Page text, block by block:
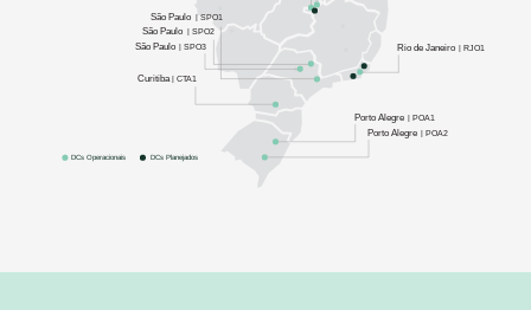
Rio de Janeiro | RJO1
Porto Alegre | POA1
São Paulo | SPO1
São Paulo | SPO2
São Paulo | SPO3
Porto Alegre | POA2
Curitiba | CTA1
DCs Operacionais DCs Planejados